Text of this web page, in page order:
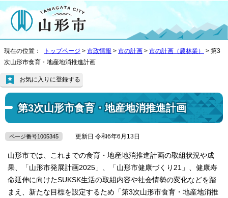
現在の位置： トップページ > 市政情報 > 市の計画 > 市の計画（農林業）
> 第3
次山形市食育・地産地消推進計画
第3次山形市食育・地産地消推進計画
お気に入りに登録する
ページ番号1005345 更新日 令和6年6月13日
山形市では、これまでの食育・地産地消推進計画の取組状況や成
果、「山形市発展計画2025」、「山形市健康づくり21」、健康寿
命延伸に向けたSUKSK生活の取組内容や社会情勢の変化などを踏
まえ、新たな目標を設定するため「第3次山形市食育・地産地消推